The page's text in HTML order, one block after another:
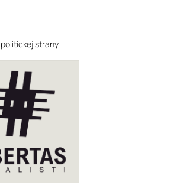
politickej strany